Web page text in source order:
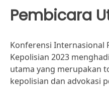
Pembicara
Konferensi Internasional
Kepolisian 2023
utama yang merupakan
kepolisian dan advokasi